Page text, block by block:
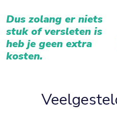
Dus zolang er niets
stuk of versleten is
heb je geen extra
kosten.